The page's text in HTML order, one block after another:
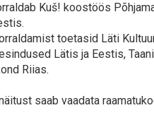
Kuš! koostöös
toetasid Läti
Lätis ja Eestis,
Riias.
saab vaadata